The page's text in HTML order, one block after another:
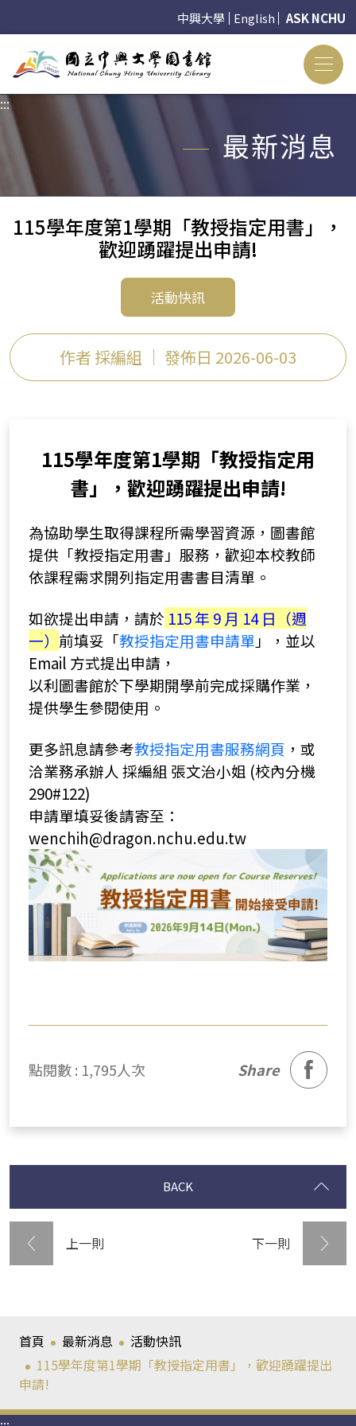
中興大學 English ASK NCHU
:::
最新消息
115學年度第1學期「教授指定用書」，
歡迎踴躍提出申請!
活動快訊
作者 採編組 ｜ 發佈日 2026-06-03
115學年度第1學期「教授指定用
書」，歡迎踴躍提出申請!
為協助學生取得課程所需學習資源，圖書館
提供「教授指定用書」服務，歡迎本校教師
依課程需求開列指定用書書目清單。
如欲提出申請，請於 115 年 9 月 14 日（週
一） 前填妥「教授指定用書申請單 」，並以
Email 方式提出申請，
以利圖書館於下學期開學前完成採購作業，
提供學生參閱使用。
更多訊息請參考教授指定用書服務網頁 ，或
洽業務承辦人 採編組 張文治小姐 (校內分機
290#122)
申請單填妥後請寄至：
wenchih@dragon.nchu.edu.tw
點閱數 : 1,795人次 Share
facebook
上一則
BACK
下一則
首頁 最新消息
活動快訊
115學年度第1學期「教授指定用書」，歡迎踴躍提出
申請!